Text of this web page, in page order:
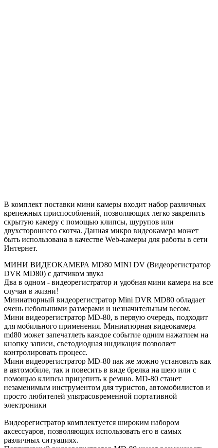
В комплект поставки мини камеры входит набор различных
крепежных приспособлений, позволяющих легко закрепить
скрытую камеру с помощью клипсы, шурупов или
двухстороннего скотча. Данная микро видеокамера может
быть использована в качестве Web-камеры для работы в сети
Интернет.
МИНИ ВИДЕОКАМЕРА MD80 MINI DV (Видеорегистратор
DVR MD80) с датчиком звука
Два в одном - видеорегистратор и удобная мини камера на все
случаи в жизни!
Миниатюрный видеорегистратор Mini DVR MD80 обладает
очень небольшими размерами и незначительным весом.
Мини видеорегистратор MD-80, в первую очередь, подходит
для мобильного применения. Миниатюрная видеокамера
md80 может запечатлеть каждое событие одним нажатием на
кнопку записи, светодиодная индикация позволяет
контролировать процесс.
Мини видеорегистратор MD-80 nак же можно установить как
в автомобиле, так и повесить в виде брелка на шею или с
помощью клипсы прицепить к ремню. MD-80 станет
незаменимым инструментом для туристов, автомобилистов и
просто любителей ультрасовременной портативной
электроники
Видеорегистратор комплектуется широким набором
аксессуаров, позволяющих использовать его в самых
различных ситуациях.